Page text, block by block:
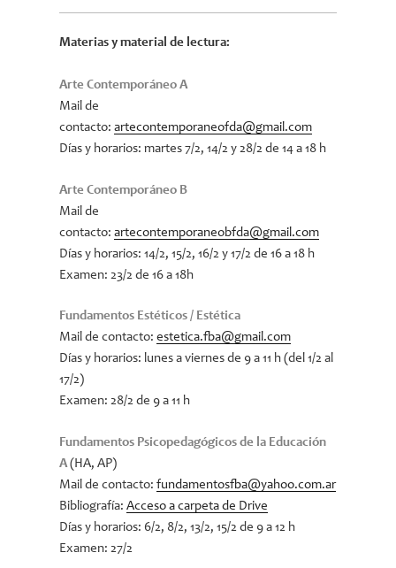
Materias y material de lectura:
Arte Contemporáneo A
Mail de
contacto:artecontemporaneofda@gmail.com
Días y horarios: martes 7/2, 14/2 y 28/2 de 14 a 18 h
Arte Contemporáneo B
Mail de
contacto:artecontemporaneobfda@gmail.com
Días y horarios: 14/2, 15/2, 16/2 y 17/2 de 16 a 18 h
Examen: 23/2 de 16 a 18h
Fundamentos Estéticos / Estética
Mail de contacto:estetica.fba@gmail.com
Días y horarios: lunes a viernes de 9 a 11 h (del 1/2 al
17/2)
Examen: 28/2 de 9 a 11 h
Fundamentos Psicopedagógicos de la Educación
A(HA, AP)
Mail de contacto:fundamentosfba@yahoo.com.ar
Bibliografía:Acceso a carpeta de Drive
Días y horarios: 6/2, 8/2, 13/2, 15/2 de 9 a 12 h
Examen: 27/2